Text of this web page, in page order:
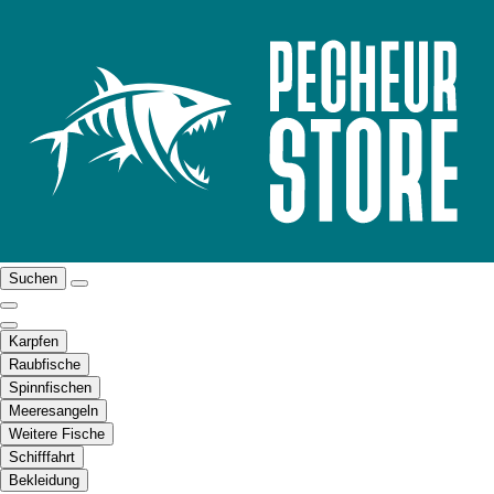
Suchen
Karpfen
Raubfische
Spinnfischen
Meeresangeln
Weitere Fische
Schifffahrt
Bekleidung